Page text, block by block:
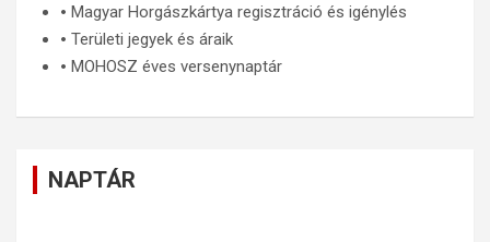
🞄 Magyar Horgászkártya regisztráció és igénylés
🞄 Területi jegyek és áraik
🞄 MOHOSZ éves versenynaptár
NAPTÁR